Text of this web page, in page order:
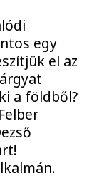
egy
el az
a földből?